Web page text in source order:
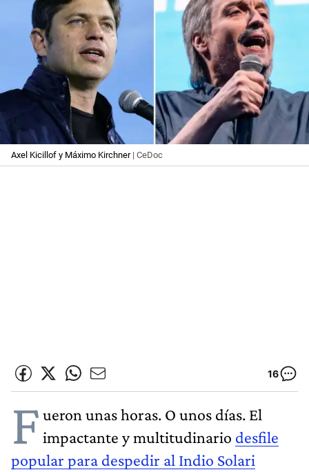
Axel Kicillof y Máximo Kirchner| CeDoc
16
F ueron unas horas. O unos días. El
impactante y multitudinario desfile
popular para despedir al Indio Solari